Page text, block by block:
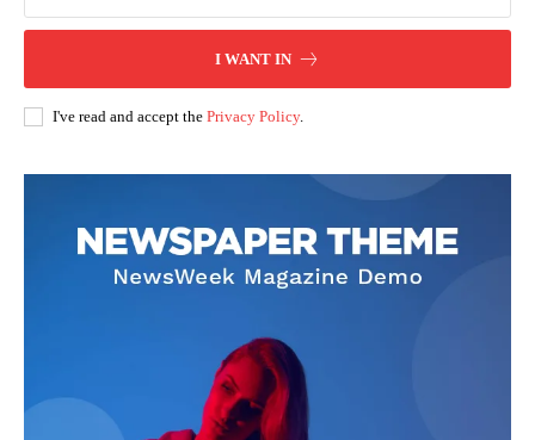
I WANT IN
I've read and accept the Privacy Policy.